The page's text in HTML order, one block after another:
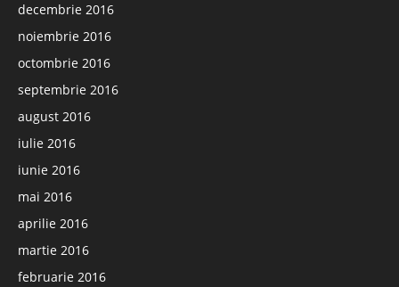
decembrie 2016
noiembrie 2016
octombrie 2016
septembrie 2016
august 2016
iulie 2016
iunie 2016
mai 2016
aprilie 2016
martie 2016
februarie 2016